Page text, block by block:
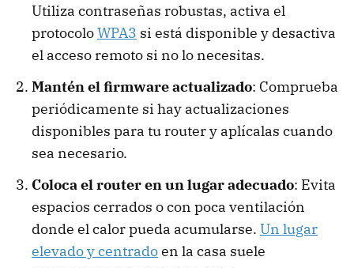
Utiliza contraseñas robustas, activa el
protocoloWPA3 si está disponible y desactiva
el acceso remoto si no lo necesitas.
Mantén el firmware actualizado: Comprueba
periódicamente si hay actualizaciones
disponibles para tu router y aplícalas cuando
sea necesario.
Coloca el router en un lugar adecuado: Evita
espacios cerrados o con poca ventilación
donde el calor pueda acumularse. Un lugar
elevado y centradoen la casa suele